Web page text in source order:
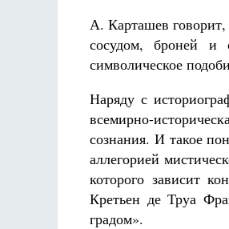
А. Карташев говорит,
сосудом, броней и
символическое
Наряду с
всемирно-
сознания. И такое
аллегорией
которого зависит
Кретьен де Труа
градом».